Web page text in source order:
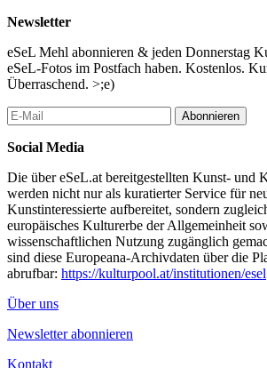
Newsletter
eSeL Mehl abonnieren & jeden Donnerstag
eSeL-Fotos im Postfach haben. Kostenlos.
Überraschend. >;e)
Abonnieren
Social Media
Die über eSeL.at bereitgestellten Kunst- und
werden nicht nur als kuratierter Service für
Kunstinteressierte aufbereitet, sondern
europäisches Kulturerbe der Allgemeinheit
wissenschaftlichen Nutzung zugänglich
sind diese Europeana-Archivdaten über die
abrufbar: https://kulturpool.at/institutionen/esel
Über uns
Newsletter abonnieren
Kontakt